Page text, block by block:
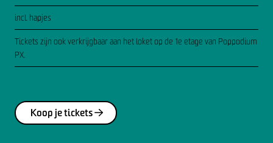
incl. hapjes
Tickets zijn ook verkrijgbaar aan het loket op de 1e etage van Poppodium
PX.
Koop je tickets